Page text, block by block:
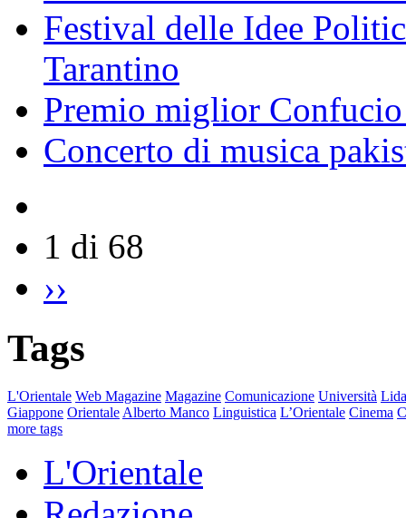
Festival delle Idee
Tarantino
Premio miglior
Concerto di musica
1 di 68
››
Tags
L'Orientale Web Magazine Magazine Comunicazione Università
Giappone Orientale Alberto Manco Linguistica L’Orientale Cinema
more tags
L'Orientale